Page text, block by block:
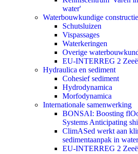
water'
Waterbouwkundige
Schutsluizen
Vispassages
Waterkeringen
Overige
EU-INTERREG 2
Hydraulica en sediment
Cohesief sediment
Hydrodynamica
Morfodynamica
Internationale samenwerking
BONSAI: Boosting
Systems Anticipating
ClimASed werkt aan
sedimentaanpak in
EU-INTERREG 2